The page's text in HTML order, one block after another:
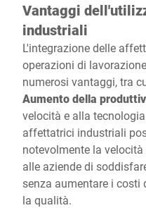
Vantaggi
industriali
L'integrazione delle
operazioni di
numerosi vantaggi, tra
Aumento della
velocità e alla
affettatrici industriali
notevolmente la
alle aziende di
senza aumentare i
la qualità.